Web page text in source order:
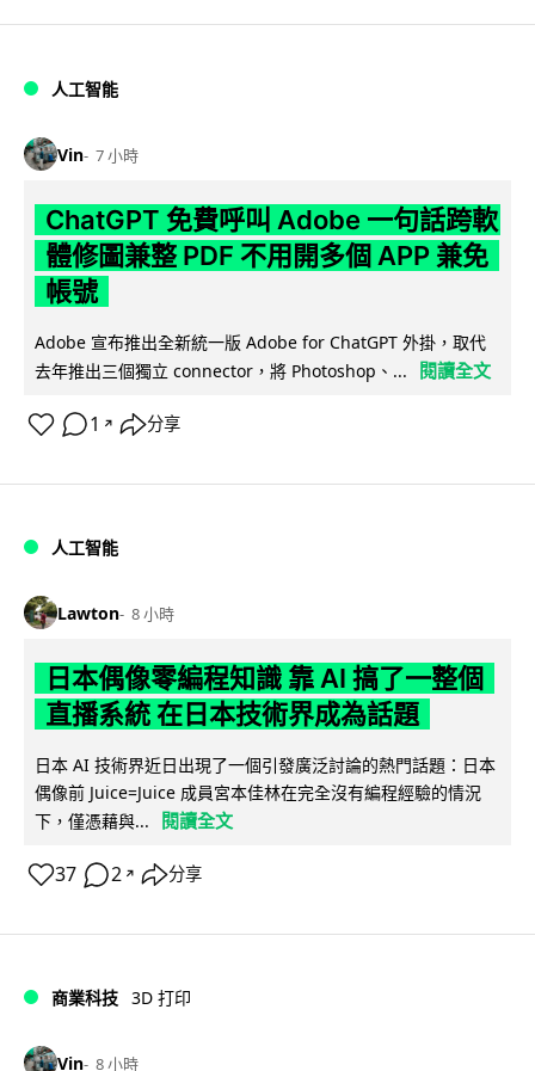
人工智能
Vin 7 小時
ChatGPT 免費呼叫 Adobe 一句話跨軟
體修圖兼整 PDF 不用開多個 APP 兼免
帳號
Adobe 宣布推出全新統一版 Adobe for ChatGPT 外掛，取代
去年推出三個獨立 connector，將 Photoshop、...
閱讀全文
1 ↗ 分享
人工智能
Lawton 8 小時
日本偶像零編程知識 靠 AI 搞了一整個
直播系統 在日本技術界成為話題
日本 AI 技術界近日出現了一個引發廣泛討論的熱門話題：日本
偶像前 Juice=Juice 成員宮本佳林在完全沒有編程經驗的情況
下，僅憑藉與...
閱讀全文
37 2 ↗ 分享
商業科技 3D 打印
Vin 8 小時